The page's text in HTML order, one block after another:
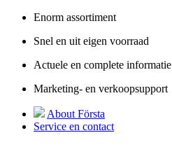
Enorm assortiment
Snel en uit eigen voorraad
Actuele en complete informatie
Marketing- en verkoopsupport
About Första
Service en contact